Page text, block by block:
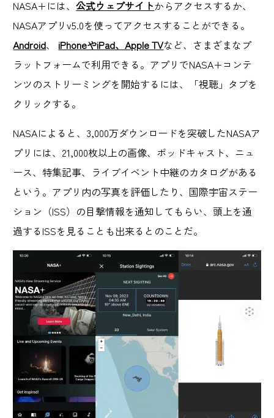
NASA+には、公式ウェブサイトからアクセスするか、
NASAアプリv5.0を使ってアクセスすることができる。
Android、 iPhoneやiPad、Apple TVなど、さまざまなプ
ラットフォームで利用できる。アプリでNASA+コンテ
ンツのストリーミングを開始するには、「視聴」タブを
クリックする。
NASAによると、3,000万ダウンロードを突破したNASAア
プリには、21,000枚以上の画像、ポッドキャスト、ニュ
ース、特集記事、ライブイベント中継のカタログがある
という。アプリ内の写真を評価したり、国際宇宙ステー
ション（ISS）の目撃情報を通知してもらい、頭上を通
過するISSを見ることも出来るとのことだ。